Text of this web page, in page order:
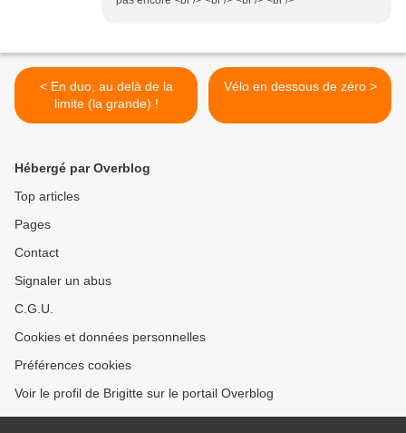
< En duo, au delà de la
limite (la grande) !
Vélo en dessous de zéro >
Hébergé par Overblog
Top articles
Pages
Contact
Signaler un abus
C.G.U.
Cookies et données personnelles
Préférences cookies
Voir le profil de Brigitte sur le portail Overblog